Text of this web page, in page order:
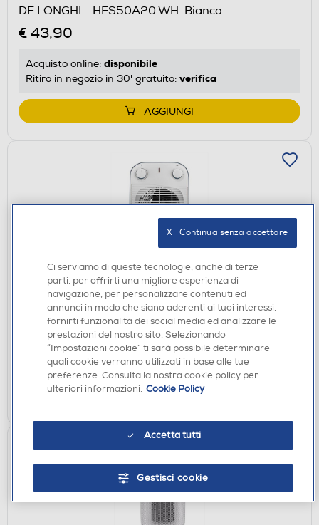
DE LONGHI - HFS50A20.WH-Bianco
€ 43,90
Acquisto online: disponibile
Ritiro in negozio in 30' gratuito: verifica
AGGIUNGI
TERMO CONVETTORI E VENTILATORI
DE LONGHI - HFS50B20.AV-Avio
€ 49,90
Acquisto online:disponibile
Ritiro in negozio in 30' gratuito:verifica
AGGIUNGI
Ci serviamo di queste tecnologie, anche di terze
parti, per offrirti una migliore esperienza di
navigazione, per personalizzare contenuti ed
annunci in modo che siano aderenti ai tuoi interessi,
fornirti funzionalità dei social media ed analizzare le
prestazioni del nostro sito. Selezionando
“Impostazioni cookie” ti sarà possibile determinare
quali cookie verranno utilizzati in base alle tue
preferenze. Consulta la nostra cookie policy per
ulteriori informazioni. Cookie Policy
Accetta tutti
Gestisci cookie
X   Continua senza accettare